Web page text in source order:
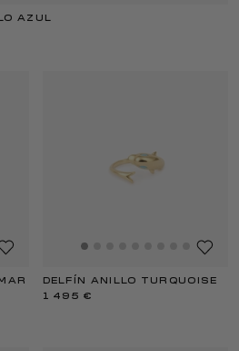
AZUL
DELFÍN ANILLO TURQUOISE
1 495 €